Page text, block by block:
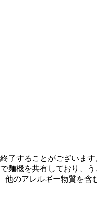
了することがございま
麺機を共有しており、
他のアレルギー物質を